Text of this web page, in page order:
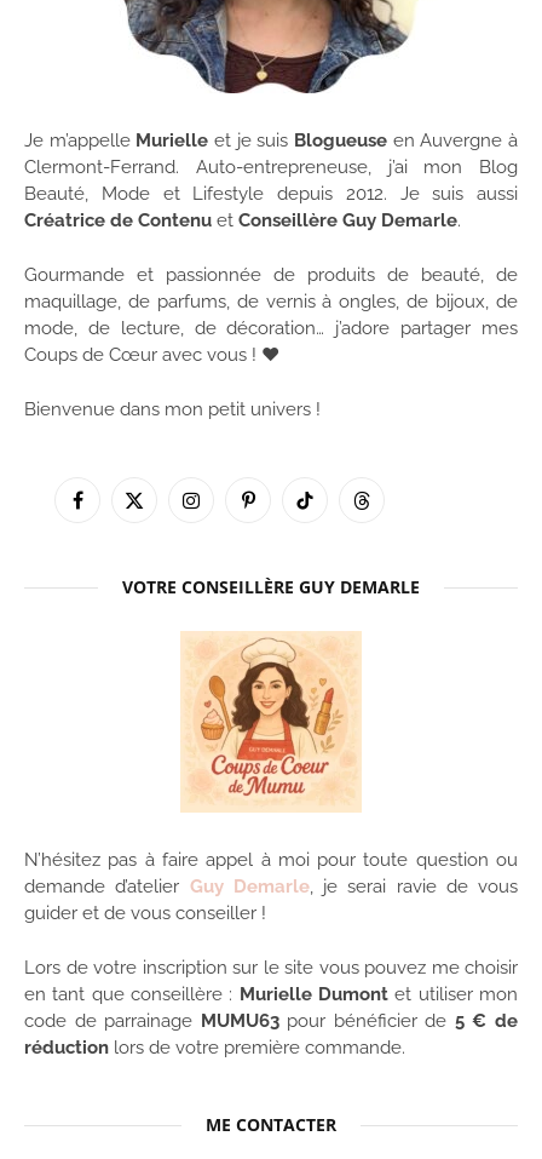
Je m’appelle Murielle et je suis Blogueuse en Auvergne à
Clermont-Ferrand. Auto-entrepreneuse, j’ai mon Blog
Beauté, Mode et Lifestyle depuis 2012. Je suis aussi
Créatrice de Contenu et Conseillère Guy Demarle.
Gourmande et passionnée de produits de beauté, de
maquillage, de parfums, de vernis à ongles, de bijoux, de
mode, de lecture, de décoration… j’adore partager mes
Coups de Cœur avec vous ! ♥
Bienvenue dans mon petit univers !
Facebook
X
InstagramPinterestTikTok Threads
VOTRE CONSEILLÈRE GUY DEMARLE
N’hésitez pas à faire appel à moi pour toute question ou
demande d’atelier Guy Demarle, je serai ravie de vous
guider et de vous conseiller !
Lors de votre inscription sur le site vous pouvez me choisir
en tant que conseillère : Murielle Dumont et utiliser mon
code de parrainage MUMU63pour bénéficier de 5 € de
réduction lors de votre première commande.
ME CONTACTER